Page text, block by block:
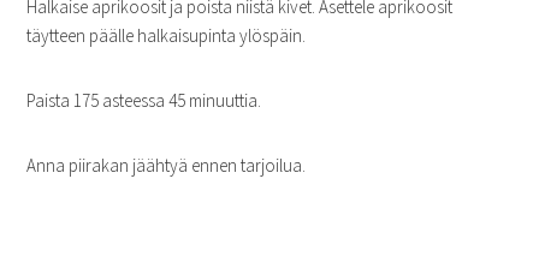
Halkaise aprikoosit ja poista niistä kivet. Asettele aprikoosit
täytteen päälle halkaisupinta ylöspäin.
Paista 175 asteessa 45 minuuttia.
Anna piirakan jäähtyä ennen tarjoilua.